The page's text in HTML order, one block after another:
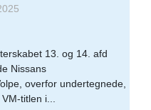
13. og 14. afd
Nissans
overfor undertegnede,
titlen i...